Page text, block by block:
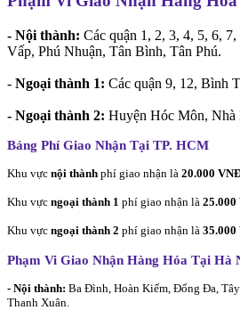
- Nội thành: Các quận 1, 2, 3, 4, 5, 6,
Vấp, Phú Nhuận, Tân Bình, Tân Phú.
- Ngoại thành 1: Các quận 9, 12, Bình
- Ngoại thành 2: Huyện Hóc Môn, Nhà
Bảng Phí Giao Nhận Tại TP. HCM
Khu vực nội thành phí giao nhận là 20.000
Khu vực ngoại thành 1 phí giao nhận là
Khu vực ngoại thành 2 phí giao nhận là
Phạm Vi Giao Nhận Hàng Hóa Tại Hà
- Nội thành: Ba Đình, Hoàn Kiếm, Đống Đa,
Thanh Xuân.